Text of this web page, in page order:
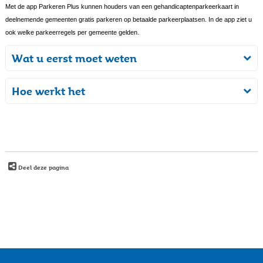
Met de app Parkeren Plus kunnen houders van een gehandicaptenparkeerkaart in
deelnemende gemeenten gratis parkeren op betaalde parkeerplaatsen. In de app ziet u
ook welke parkeerregels per gemeente gelden.
Wat u eerst moet weten
Hoe werkt het
Deel deze pagina